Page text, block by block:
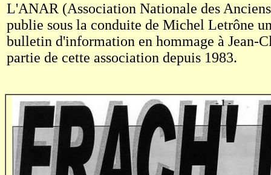
L'ANAR (Association Nationale des
publie sous la conduite de Michel Letrône
bulletin d'information en hommage à Jean-
partie de cette association depuis 1983.